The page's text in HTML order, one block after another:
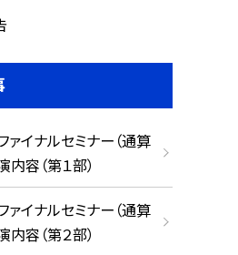
イナルセミナー（通算
内容（第１部）
イナルセミナー（通算
内容（第２部）